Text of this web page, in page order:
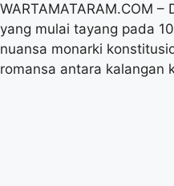
WARTAMATARAM.COM
yang mulai tayang pada
nuansa monarki
romansa antara kalangan